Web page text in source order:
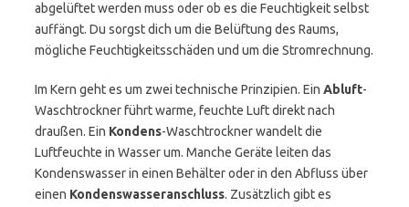
abgelüftet werden muss oder ob es die Feuchtigkeit selbst
auffängt. Du sorgst dich um die Belüftung des Raums,
mögliche Feuchtigkeitsschäden und um die Stromrechnung.
Im Kern geht es um zwei technische Prinzipien. Ein Abluft-
Waschtrockner führt warme, feuchte Luft direkt nach
draußen. Ein Kondens-Waschtrockner wandelt die
Luftfeuchte in Wasser um. Manche Geräte leiten das
Kondenswasser in einen Behälter oder in den Abfluss über
einen Kondenswasseranschluss. Zusätzlich gibt es